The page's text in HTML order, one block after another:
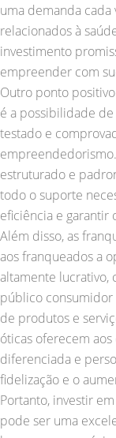
uma demanda
relacionados à
investimento
empreender com
Outro ponto
é a possibilidade
testado e
estruturado e
todo o suporte
eficiência e garantir
Além disso, as
aos franqueados a
altamente lucrativo,
público
de produtos e
óticas oferecem
diferenciada e
fidelização e o
Portanto, investir
pode ser uma